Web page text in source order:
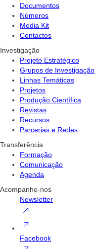
Documentos
Números
Media Kit
Contactos
Investigação
Projeto Estratégico
Grupos de Investigação
Linhas Temáticas
Projetos
Produção Científica
Revistas
Recursos
Parcerias e Redes
Transferência
Formação
Comunicação
Agenda
Acompanhe-nos
Newsletter
Facebook